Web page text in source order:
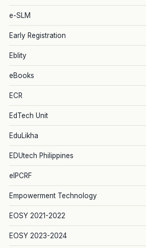
e-SLM
Early Registration
Eblity
eBooks
ECR
EdTech Unit
EduLikha
EDUtech Philippines
eIPCRF
Empowerment Technology
EOSY 2021-2022
EOSY 2023-2024